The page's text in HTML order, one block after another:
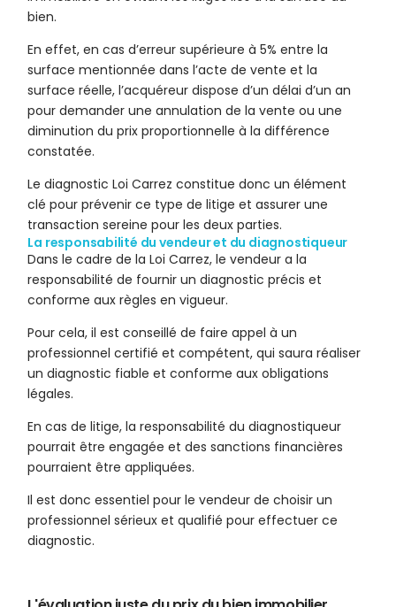
bien.
En effet, en cas d’erreur supérieure à 5% entre la
surface mentionnée dans l’acte de vente et la
surface réelle, l’acquéreur dispose d’un délai d’un an
pour demander une annulation de la vente ou une
diminution du prix proportionnelle à la différence
constatée.
Le diagnostic Loi Carrez constitue donc un élément
clé pour prévenir ce type de litige et assurer une
transaction sereine pour les deux parties.
La responsabilité du vendeur et du diagnostiqueur
Dans le cadre de la Loi Carrez, le vendeur a la
responsabilité de fournir un diagnostic précis et
conforme aux règles en vigueur.
Pour cela, il est conseillé de faire appel à un
professionnel certifié et compétent, qui saura réaliser
un diagnostic fiable et conforme aux obligations
légales.
En cas de litige, la responsabilité du diagnostiqueur
pourrait être engagée et des sanctions financières
pourraient être appliquées.
Il est donc essentiel pour le vendeur de choisir un
professionnel sérieux et qualifié pour effectuer ce
diagnostic.